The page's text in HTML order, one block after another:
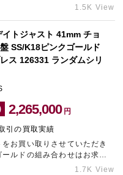
したが、人気モデルのため高
1.5K View
イトジャスト 41mm チョ
SS/K18ピンクゴールド
ス 126331 ランダムシリ
2,265,000 円
引の買取実績
お買い取りさせていただき
ルドの組み合わせはお求め
いモデルを新品同様の綺麗な
1.7K View